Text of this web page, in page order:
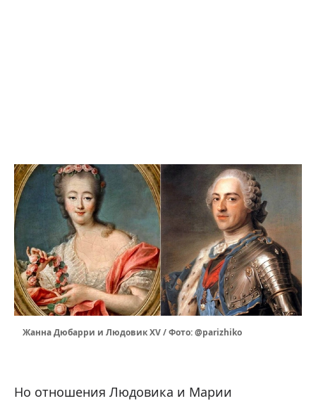
Жанна Дюбарри и Людовик XV / Фото: @parizhiko
Но отношения Людовика и Марии